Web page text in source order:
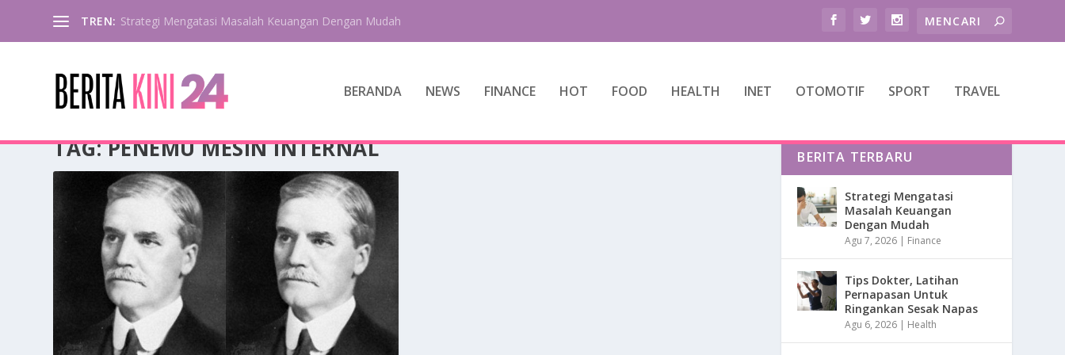
TREN: Strategi Mengatasi Masalah Keuangan Dengan Mudah
BERANDA NEWS FINANCE HOT FOOD HEALTH INET OTOMOTIF SPORT TRAVEL
TAG:PENEMU MESIN INTERNAL BERITA TERBARU
Strategi Mengatasi
Masalah Keuangan
Dengan Mudah
Agu 7, 2026 | Finance
Tips Dokter, Latihan
Pernapasan Untuk
Ringankan Sesak Napas
Agu 6, 2026 | Health